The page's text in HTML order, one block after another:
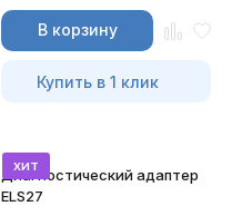
В корзину
Купить в 1 клик
хит
Диагностический адаптер
ELS27